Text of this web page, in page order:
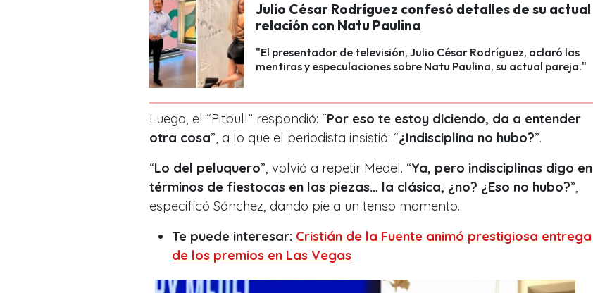
Julio César Rodríguez confesó detalles de su actual
relación con Natu Paulina
"El presentador de televisión, Julio César Rodríguez, aclaró las
mentiras y especulaciones sobre Natu Paulina, su actual pareja."
Luego, el “Pitbull” respondió: “Por eso te estoy diciendo, da a entender
otra cosa”, a lo que el periodista insistió: “¿Indisciplina no hubo?”.
“Lo del peluquero”, volvió a repetir Medel. “Ya, pero indisciplinas digo en
términos de fiestocas en las piezas… la clásica, ¿no? ¿Eso no hubo?”,
especificó Sánchez, dando pie a un tenso momento.
Te puede interesar: Cristián de la Fuente animó prestigiosa entrega
de los premios en Las Vegas